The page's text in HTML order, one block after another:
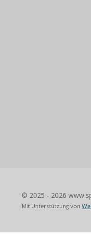
© 2025 - 2026
Mit Unterstützung von